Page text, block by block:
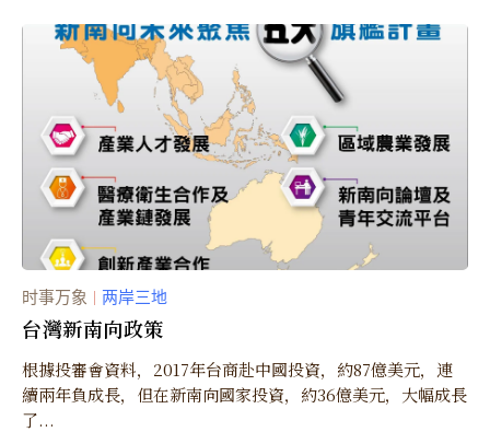
时事万象 ｜ 两岸三地
台灣新南向政策
根據投審會資料，2017年台商赴中國投資，約87億美元，連
續兩年負成長，但在新南向國家投資，約36億美元，大幅成長
了...